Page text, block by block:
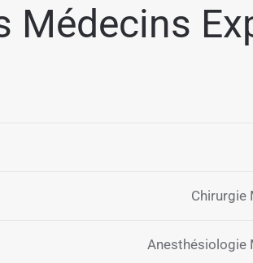
Médecins
Chirurgie
Anesthésiologie